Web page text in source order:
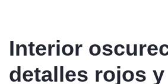
Interior
detalles rojos y